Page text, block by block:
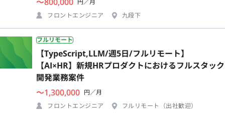
フロントエンジニア
九段下
フルリモート
【TypeScript,LLM/週5日/フルリモート】
【AI×HR】新規HRプロダクトにおけるフルスタック
開発業務案件
〜1,300,000 円／月
フロントエンジニア
フルリモート（出社歓迎）